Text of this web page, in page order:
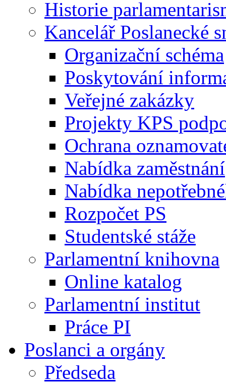
Historie
Kancelář Poslanecké
Organizační schéma
Poskytování
Veřejné zakázky
Projekty KPS
Ochrana
Nabídka zaměstnání
Nabídka
Rozpočet PS
Studentské stáže
Parlamentní knihovna
Online katalog
Parlamentní institut
Práce PI
Poslanci a orgány
Předseda